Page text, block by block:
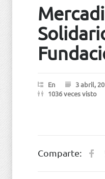
En 3 abril,
1036 veces visto
Comparte: